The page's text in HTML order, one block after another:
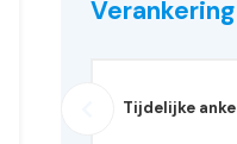
Verankering
Tijdelijke